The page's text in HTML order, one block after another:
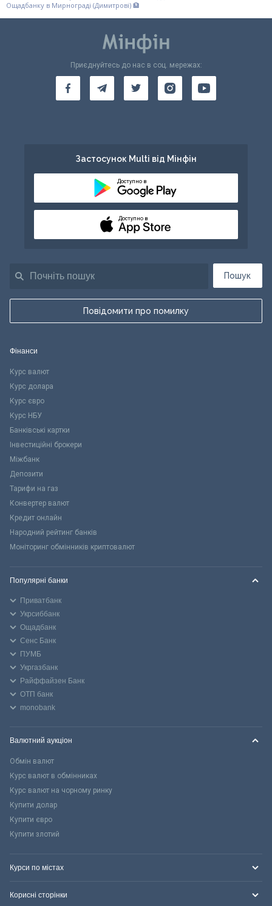
Ощадбанку в Мирнограді (Димитрові) 🏦
Пошук
Повідомити про помилку
Приєднуйтесь до нас в соц. мережах:
Застосунок Multi від Мінфін
Доступно в
Доступно в
Фінанси
Курс валют
Курс долара
Курс євро
Курс НБУ
Банківські картки
Інвестиційні брокери
Міжбанк
Депозити
Тарифи на газ
Конвертер валют
Кредит онлайн
Народний рейтинг банків
Моніторинг обмінників криптовалют
Популярні банки
Приватбанк
Укрсиббанк
Ощадбанк
Сенс Банк
ПУМБ
Укргазбанк
Райффайзен Банк
ОТП банк
monobank
Валютний аукціон
Обмін валют
Курс валют в обмінниках
Курс валют на чорному ринку
Купити долар
Купити євро
Купити злотий
Курси по містах
Корисні сторінки